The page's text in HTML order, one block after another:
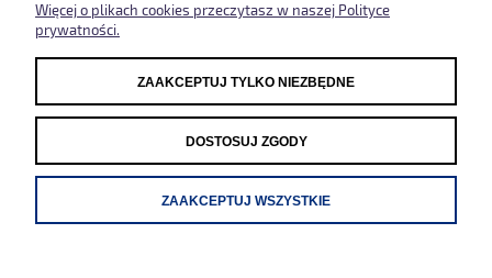
WWW.SYSTEMCERAM.PL|WWW.REGINOX.PL
Więcej o plikach cookies przeczytasz w naszej Polityce
prywatności.
ZAAKCEPTUJ TYLKO NIEZBĘDNE
DOSTOSUJ ZGODY
ZAAKCEPTUJ WSZYSTKIE